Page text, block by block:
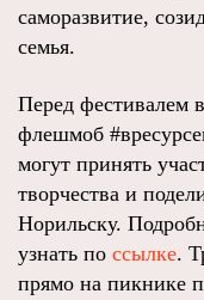
саморазвитие,
семья.
Перед фестивалем
флешмоб
могут принять
творчества и
Норильску.
узнать по ссылке.
прямо на пикнике